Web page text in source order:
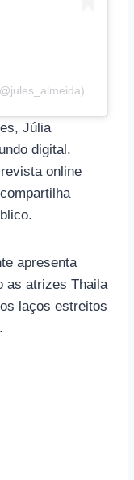
Júlia
digital.
online
apresenta
as atrizes Thaila
laços estreitos